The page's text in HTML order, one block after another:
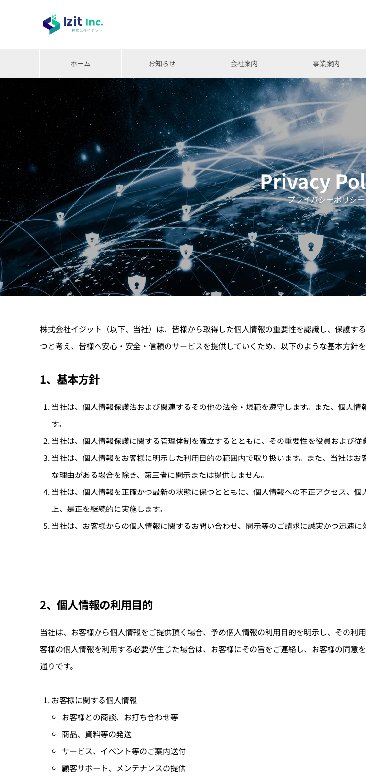
ホーム お知らせ 会社案内 事業案内
Privacy
プライバシーポリシー
株式会社イジット（以下、当社）は、皆様から取得した個人情報の重要性を認識し、保護
つと考え、皆様へ安心・安全・信頼のサービスを提供していくため、以下のような基本方針
1、基本方針
当社は、個人情報保護法および関連するその他の法令・規範を遵守します。また、個人
す。
当社は、個人情報保護に関する管理体制を確立するとともに、その重要性を役員および従
当社は、個人情報をお客様に明示した利用目的の範囲内で取り扱います。また、当社は
な理由がある場合を除き、第三者に開示または提供しません。
当社は、個人情報を正確かつ最新の状態に保つとともに、個人情報への不正アクセス、
上、是正を継続的に実施します。
当社は、お客様からの個人情報に関するお問い合わせ、開示等のご請求に誠実かつ迅速に
2、個人情報の利用目的
当社は、お客様から個人情報をご提供頂く場合、予め個人情報の利用目的を明示し、その利
客様の個人情報を利用する必要が生じた場合は、お客様にその旨をご連絡し、お客様の同意
通りです。
お客様に関する個人情報
お客様との商談、お打ち合わせ等
商品、資料等の発送
サービス、イベント等のご案内送付
顧客サポート、メンテナンスの提供